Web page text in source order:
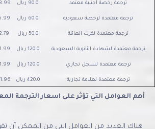
ترجمة رخصة أجنبية معتمد 90.0 ريال 23.99
ترجمة معتمدة لرخصة سعودية 60.0 ريال 15.99
ترجمة معتمدة لكرت العائلة 50.0 ريال 12.79
ترجمة معتمدة لشهادة الثانوية السعودية 120.0 ريال 31.99
ترجمة معتمدة لسجل تجاري 120.0 ريال 31.99
ترجمة معتمدة لعلامة تجارية 420.0 ريال 111.96
أهم العوامل التي تؤثر على اسعار الترجمة
هناك العديد من العوامل التي من الممكن أن